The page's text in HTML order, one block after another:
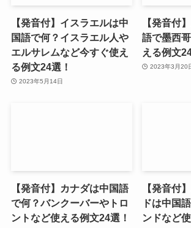
【発音付】イスラエルは中
国語で何？イスラエル人や
エルサレムなど今すぐ使え
る例文24選！
2023年5月14日
【発音付
語で墨西
える例文
2023年3月20
【発音付】カナダは中国語
で何？バンクーバーやトロ
ントなど使える例文24選！
【発音付
ドは中国
ンドなど